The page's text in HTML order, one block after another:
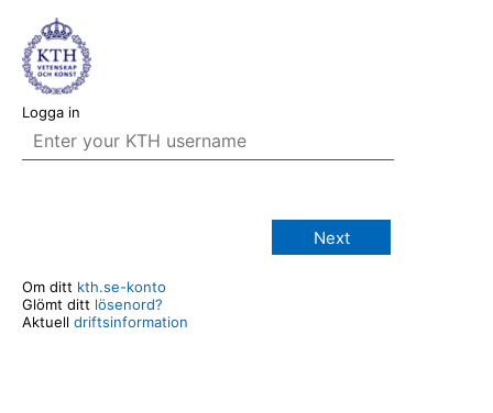
Logga in
Next
Om ditt kth.se-konto
Glömt ditt lösenord?
Aktuell driftsinformation